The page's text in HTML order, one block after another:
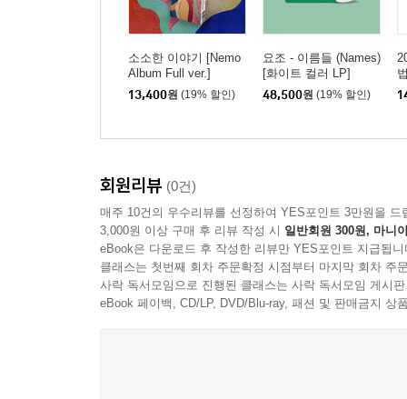
소소한 이야기 [Nemo
Album Full ver.]
13,400원 (19% 할인)
요조 - 이름들 (Names)
[화이트 컬러 LP]
48,500원 (19% 할인)
회원리뷰 (0건)
매주 10건의 우수리뷰를 선정하여 YES포인트 3만원을 드
3,000원 이상 구매 후 리뷰 작성 시 일반회원 300원, 마니
eBook은 다운로드 후 작성한 리뷰만 YES포인트 지급됩니
클래스는 첫번째 회차 주문확정 시점부터 마지막 회차 주
사락 독서모임으로 진행된 클래스는 사락 독서모임 게시
eBook 페이백, CD/LP, DVD/Blu-ray, 패션 및 판매금지 상